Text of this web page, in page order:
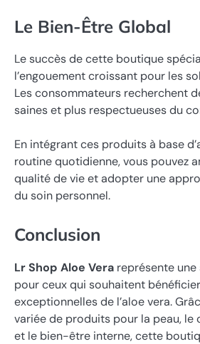
Le Bien-Être Global
Le succès de cette boutique
l’engouement croissant pour les
Les consommateurs recherchent
saines et plus respectueuses du
En intégrant ces produits à base
routine quotidienne, vous pouvez
qualité de vie et adopter une
du soin personnel.
Conclusion
Lr Shop Aloe Vera représente
pour ceux qui souhaitent
exceptionnelles de l’aloe vera.
variée de produits pour la peau, le
et le bien-être interne, cette